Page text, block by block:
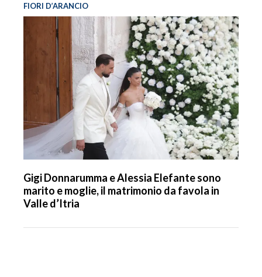
FIORI D’ARANCIO
Gigi Donnarumma e Alessia Elefante sono
marito e moglie, il matrimonio da favola in
Valle d’Itria